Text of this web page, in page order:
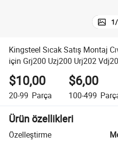
1/
Kingsteel Sıcak Satış Montaj
için Grj200 Uzj200 Urj202
(52217-60070)
$10,00
20-99 Parça
$6,00
100-499
Ürün özellikleri
Özelleştirme